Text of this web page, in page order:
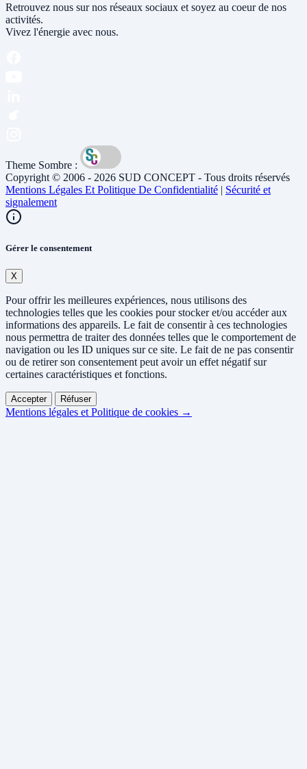
Retrouvez nous sur nos réseaux sociaux et soyez au coeur de nos
activités.
Vivez l'énergie avec nous.
Theme Sombre :
Copyright © 2006 - 2026 SUD CONCEPT - Tous droits réservés
Mentions Légales Et Politique De Confidentialité | Sécurité et
signalement
Gérer le consentement
X
Pour offrir les meilleures expériences, nous utilisons des
technologies telles que les cookies pour stocker et/ou accéder aux
informations des appareils. Le fait de consentir à ces technologies
nous permettra de traiter des données telles que le comportement de
navigation ou les ID uniques sur ce site. Le fait de ne pas consentir
ou de retirer son consentement peut avoir un effet négatif sur
certaines caractéristiques et fonctions.
Accepter Réfuser
Mentions légales et Politique de cookies →